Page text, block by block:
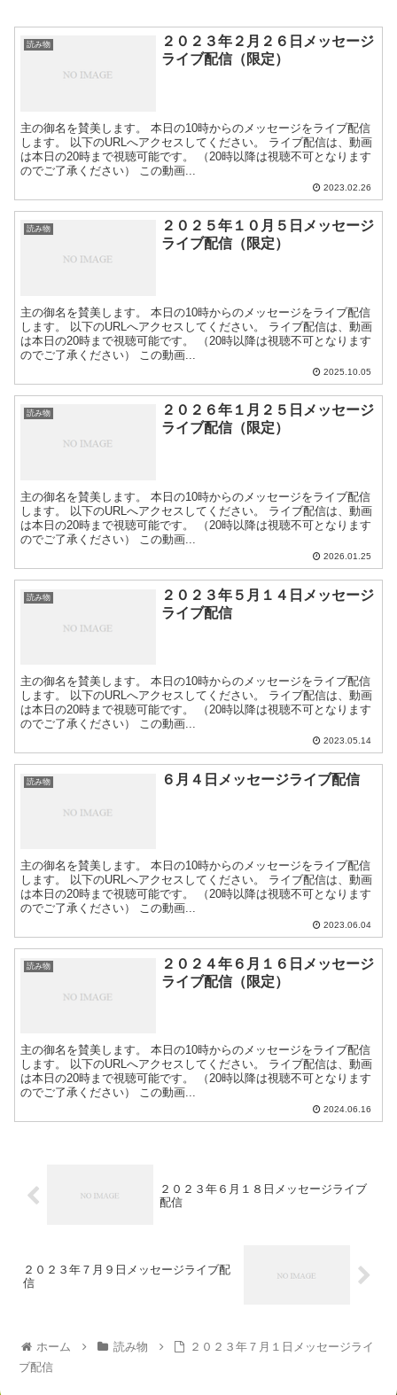
読み物
２０２３年２月２６日メッセージ
ライブ配信（限定）
主の御名を賛美します。 本日の10時からのメッセージをライブ配信
します。 以下のURLへアクセスしてください。 ライブ配信は、動画
は本日の20時まで視聴可能です。 （20時以降は視聴不可となります
のでご了承ください） この動画...
2023.02.26
読み物
２０２５年１０月５日メッセージ
ライブ配信（限定）
主の御名を賛美します。 本日の10時からのメッセージをライブ配信
します。 以下のURLへアクセスしてください。 ライブ配信は、動画
は本日の20時まで視聴可能です。 （20時以降は視聴不可となります
のでご了承ください） この動画...
2025.10.05
読み物
２０２６年１月２５日メッセージ
ライブ配信（限定）
主の御名を賛美します。 本日の10時からのメッセージをライブ配信
します。 以下のURLへアクセスしてください。 ライブ配信は、動画
は本日の20時まで視聴可能です。 （20時以降は視聴不可となります
のでご了承ください） この動画...
2026.01.25
読み物
２０２３年５月１４日メッセージ
ライブ配信
主の御名を賛美します。 本日の10時からのメッセージをライブ配信
します。 以下のURLへアクセスしてください。 ライブ配信は、動画
は本日の20時まで視聴可能です。 （20時以降は視聴不可となります
のでご了承ください） この動画...
2023.05.14
読み物 ６月４日メッセージライブ配信
主の御名を賛美します。 本日の10時からのメッセージをライブ配信
します。 以下のURLへアクセスしてください。 ライブ配信は、動画
は本日の20時まで視聴可能です。 （20時以降は視聴不可となります
のでご了承ください） この動画...
2023.06.04
読み物
２０２４年６月１６日メッセージ
ライブ配信（限定）
主の御名を賛美します。 本日の10時からのメッセージをライブ配信
します。 以下のURLへアクセスしてください。 ライブ配信は、動画
は本日の20時まで視聴可能です。 （20時以降は視聴不可となります
のでご了承ください） この動画...
2024.06.16
２０２３年６月１８日メッセージライブ
配信
２０２３年７月９日メッセージライブ配
信
ホーム 読み物
２０２３年７月１日メッセージライ
ブ配信